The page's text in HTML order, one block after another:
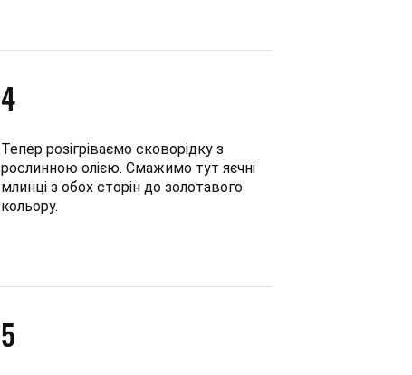
4
Тепер розігріваємо сковорідку з
рослинною олією. Смажимо тут яєчні
млинці з обох сторін до золотавого
кольору.
5